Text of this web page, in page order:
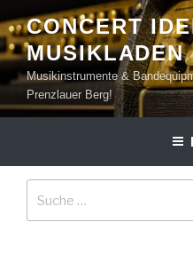
Inhalt
springen
CONCERT
MUSIKLADEN
Musikinstrumente &
Prenzlauer Berg!